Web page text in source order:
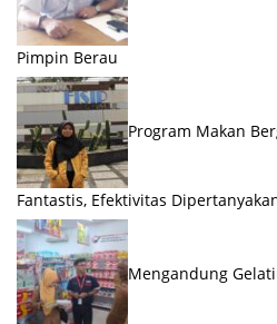
Pimpin Berau
Program Makan
Fantastis, Efektivitas
Mengandung